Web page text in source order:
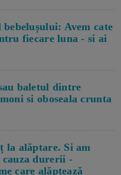
Avem cate
fiecare luna - si ai
baletul dintre
si oboseala crunta
la alăptare. Si am
cauza durerii -
care alăptează